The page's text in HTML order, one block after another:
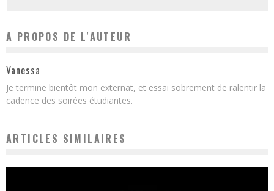
A PROPOS DE L'AUTEUR
Vanessa
Je termine bientôt mon externat, et essai sobrement de ralentir la
cadence des soirées étudiantes.
ARTICLES SIMILAIRES